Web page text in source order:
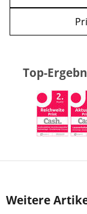
Top-
Weitere